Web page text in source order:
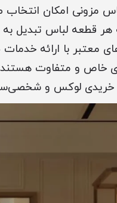
مزونی امکان انتخاب
قطعه لباس تبدیل به
معتبر با ارائه خدمات
خاص و متفاوت
خریدی لوکس و